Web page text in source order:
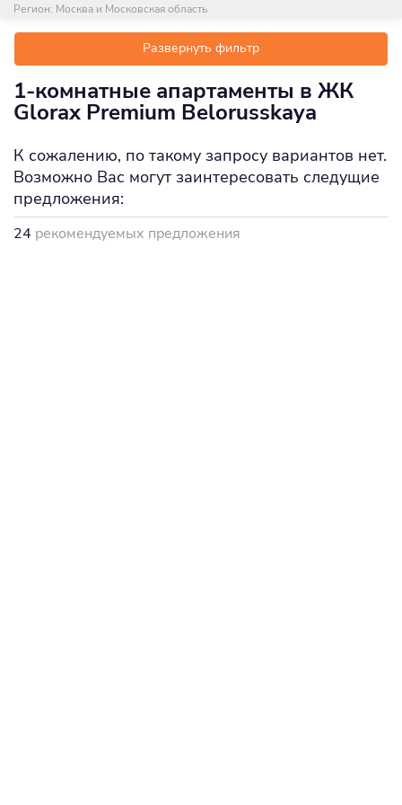
Регион: Москва и Московская область
Развернуть фильтр
1-комнатные апартаменты в ЖК
Glorax Premium Belorusskaya
К сожалению, по такому запросу вариантов нет.
Возможно Вас могут заинтересовать следущие
предложения:
24 рекомендуемых предложения